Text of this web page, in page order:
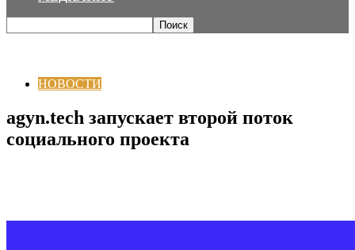
НОВОСТИ
agyn.tech запускает второй поток
социального проекта